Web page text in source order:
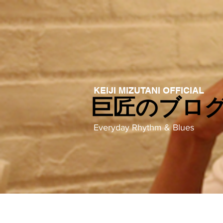
巨匠のブロ
KEIJI MIZUTANI OFFICIAL
Everyday Rhythm & Blues